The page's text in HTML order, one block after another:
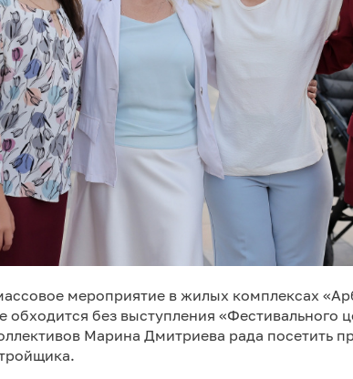
мероприятие в жилых комплексах
обходится без выступления «Фестивального
Марина Дмитриева рада посетить